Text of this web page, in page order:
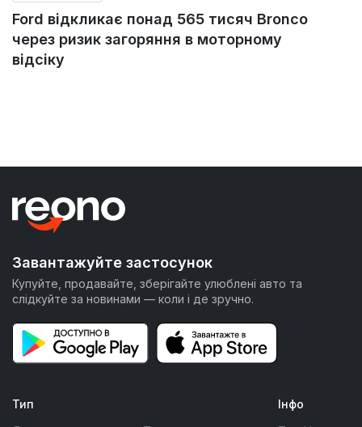
Ford відкликає понад 565 тисяч Bronco
через ризик загоряння в моторному
відсіку
Завантажуйте застосунок
Купуйте, продавайте, зберігайте улюблені авто та
слідкуйте за новинами — коли і де зручно.
Тип
Інфо